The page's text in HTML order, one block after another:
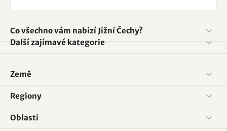
Co všechno vám nabízí Jižní Čechy?
Další zajímavé kategorie
Země
Regiony
Oblasti